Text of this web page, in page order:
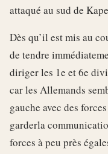
attaqué au sud de
Dès qu’il est mis au
de tendre
diriger les 1e et 6e
car les Allemands
gauche avec des
garderla
forces à peu près